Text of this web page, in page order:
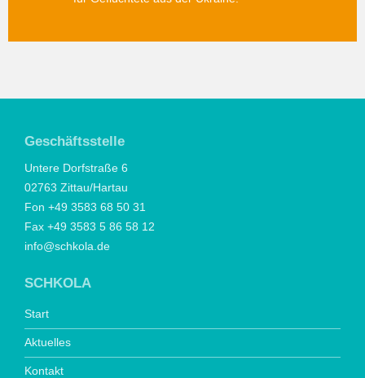
Geschäftsstelle
Untere Dorfstraße 6
02763 Zittau/Hartau
Fon +49 3583 68 50 31
Fax +49 3583 5 86 58 12
info@schkola.de
SCHKOLA
Start
Aktuelles
Kontakt